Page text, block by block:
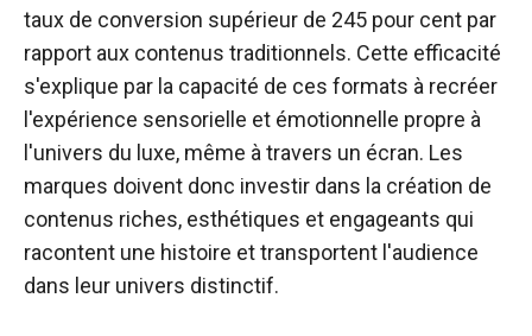
taux de conversion supérieur de 245 pour cent par
rapport aux contenus traditionnels. Cette efficacité
s'explique par la capacité de ces formats à recréer
l'expérience sensorielle et émotionnelle propre à
l'univers du luxe, même à travers un écran. Les
marques doivent donc investir dans la création de
contenus riches, esthétiques et engageants qui
racontent une histoire et transportent l'audience
dans leur univers distinctif.